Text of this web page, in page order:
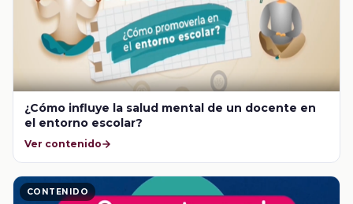
¿Cómo influye la salud mental de un docente en
el entorno escolar?
Ver contenido
CONTENIDO